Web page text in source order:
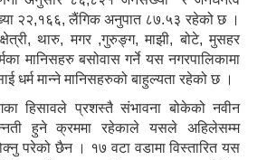
२२,१६६, लैंगिक अनुपात ८७.५३ रहेको छ ।
थारु, मगर ,गुरुङ्ग, माझी, बोटे, मुसहर
मानिसहरु बसोवास गर्ने यस नगरपालिकामा
धर्म मान्ने मानिसहरुको बाहुल्यता रहेको छ ।
हिसावले प्रशस्तै संभावना बोकेको नवीन
हुने क्रममा रहेकाले यसले अहिलेसम्म
परेको छैन । १७ वटा वडामा विस्तारित यस